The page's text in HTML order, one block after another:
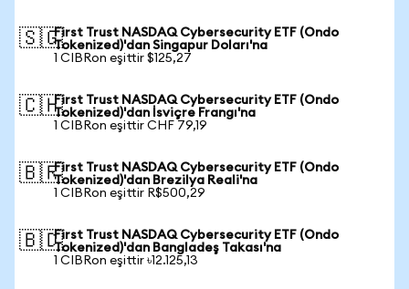
🇸🇬First Trust NASDAQ Cybersecurity ETF (Ondo
Tokenized)'dan Singapur Doları'na
1 CIBRon eşittir $125,27
🇨🇭First Trust NASDAQ Cybersecurity ETF (Ondo
Tokenized)'dan İsviçre Frangı'na
1 CIBRon eşittir CHF 79,19
🇧🇷First Trust NASDAQ Cybersecurity ETF (Ondo
Tokenized)'dan Brezilya Reali'na
1 CIBRon eşittir R$500,29
🇧🇩First Trust NASDAQ Cybersecurity ETF (Ondo
Tokenized)'dan Bangladeş Takası'na
1 CIBRon eşittir ৳12.125,13